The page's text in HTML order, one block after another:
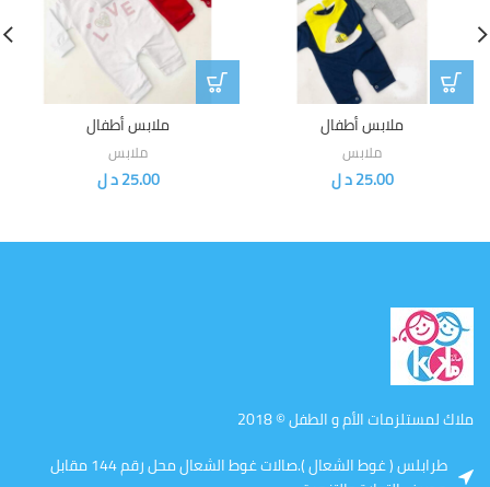
ملابس أطفال
ملابس
25.00د ل
ملابس أطفال
ملابس
25.00د ل
ملاك لمستلزمات الأم و الطفل © 2018
طرابلس ( غوط الشعال ).صالات غوط الشعال محل رقم 144 مقابل